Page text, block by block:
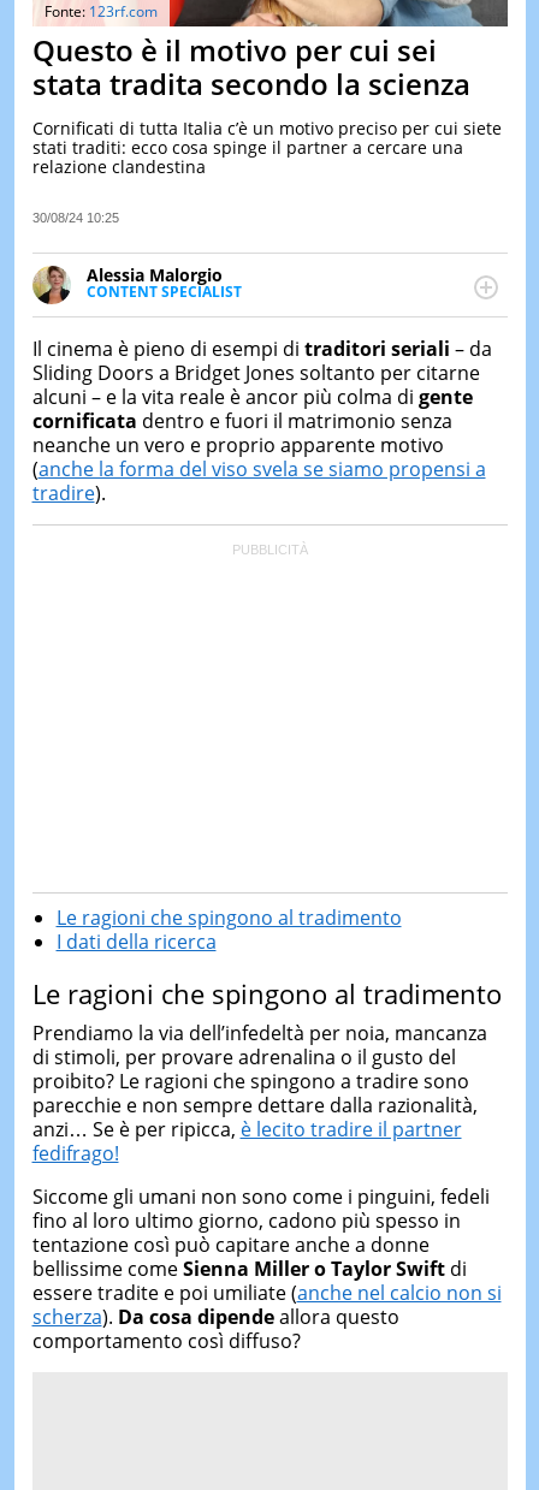
TEST
LE
DI
IERI
Fonte: 123rf.com
Questo è il motivo per cui sei
stata tradita secondo la scienza
Cornificati di tutta Italia c’è un motivo preciso per cui siete
stati traditi: ecco cosa spinge il partner a cercare una
relazione clandestina
30/08/24 10:25
Alessia Malorgio
CONTENT SPECIALIST
Ha conseguito un Master in Marketing Management
occupa della creazione di contenuti in ottica SEO e
dello sviluppo di strategie marketing attraverso
canali digitali.
Il cinema è pieno di esempi di traditori seriali – da
Sliding Doors a Bridget Jones soltanto per citarne
alcuni – e la vita reale è ancor più colma di gente
cornificata dentro e fuori il matrimonio senza
neanche un vero e proprio apparente motivo
(anche la forma del viso svela se siamo propensi a
tradire).
Le ragioni che spingono al tradimento
I dati della ricerca
Le ragioni che spingono al tradimento
Prendiamo la via dell’infedeltà per noia, mancanza
di stimoli, per provare adrenalina o il gusto del
proibito? Le ragioni che spingono a tradire sono
parecchie e non sempre dettare dalla razionalità,
anzi… Se è per ripicca, è lecito tradire il partner
fedifrago!
Siccome gli umani non sono come i pinguini, fedeli
fino al loro ultimo giorno, cadono più spesso in
tentazione così può capitare anche a donne
bellissime comeSienna Miller o Taylor Swiftdi
essere tradite e poi umiliate (anche nel calcio non si
scherza). Da cosa dipendeallora questo
comportamento così diffuso?